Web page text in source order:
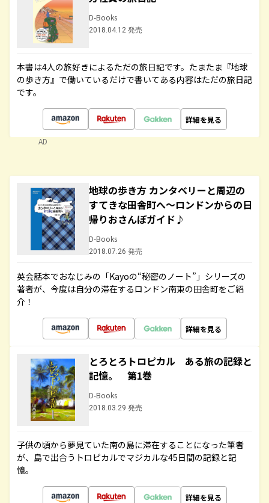
D-Books
2018.04.12 発売
本書は4人の旅好きによるただの旅日記です。たまたま『地球
の歩き方』で働いているだけで書いてある内容はただの旅日記
です。
詳細を見る
AD
地球の歩き方 カンタベリーと周辺の
すてきな田舎町へ～ロンドンからの日
帰りおさんぽガイド♪
D-Books
2018.07.26 発売
英会話本でおなじみの「Kayoの“秘密のノート”」シリーズの
著者が、今度は自分の滞在するロンドン南東の田舎町をご紹
介！
詳細を見る
とろとろトロピカル ある旅の記録と
記憶。 第1巻
D-Books
2018.03.29 発売
子供の頃から夢見ていた南の島に滞在することになった筆者
が、島で出合うトロピカルでマジカルな45日間の記録と記
憶。
詳細を見る